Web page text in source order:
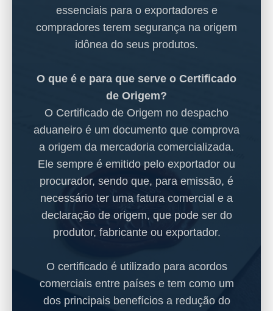
essenciais para o exportadores e
compradores terem segurança na origem
idônea do seus produtos.
O que é e para que serve o Certificado
de Origem?
O Certificado de Origem no despacho
aduaneiro é um documento que comprova
a origem da mercadoria comercializada.
Ele sempre é emitido pelo exportador ou
procurador, sendo que, para emissão, é
necessário ter uma fatura comercial e a
declaração de origem, que pode ser do
produtor, fabricante ou exportador.
O certificado é utilizado para acordos
comerciais entre países e tem como um
dos principais benefícios a redução do